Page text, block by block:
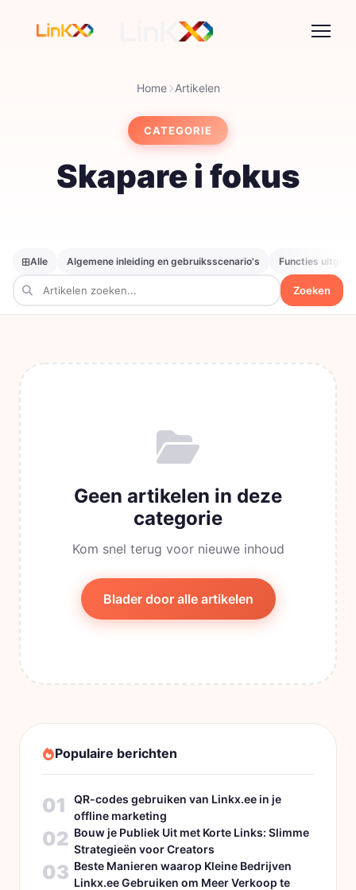
Home Artikelen
CATEGORIE
Skapare i fokus
Alle Algemene inleiding en gebruiksscenario's Functies
Zoeken
Geen artikelen in deze
categorie
Kom snel terug voor nieuwe inhoud
Blader door alle artikelen
Populaire berichten
01
QR-codes gebruiken van Linkx.ee in je
offline marketing
02 Bouw je Publiek Uit met Korte Links: Slimme
Strategieën voor Creators
03 Beste Manieren waarop Kleine Bedrijven
Linkx.ee Gebruiken om Meer Verkoop te